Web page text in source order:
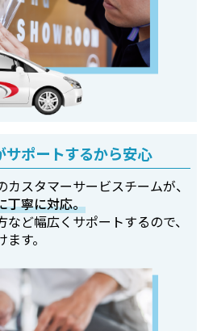
サポートするから安心
スタマーサービスチームが、
丁寧に対応。
ど幅広くサポートするので、
す。